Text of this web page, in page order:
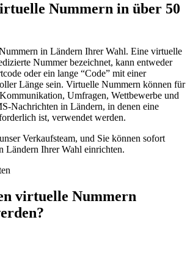
Nummern in über 50
in Ländern Ihrer Wahl. Eine virtuelle
Nummer bezeichnet, kann entweder
oder ein lange “Code” mit einer
Länge sein. Virtuelle Nummern können für
Umfragen, Wettbewerbe und
Nachrichten in Ländern, in denen eine
ist, verwendet werden.
Verkaufsteam, und Sie können sofort
Ländern Ihrer Wahl einrichten.
virtuelle Nummern